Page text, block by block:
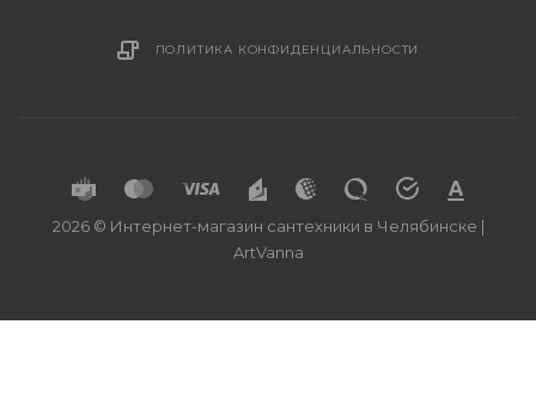
ПОЛИТИКА КОНФИДЕНЦИАЛЬНОСТИ
2026 © Интернет-магазин сантехники в Челябинске |
ArtVanna